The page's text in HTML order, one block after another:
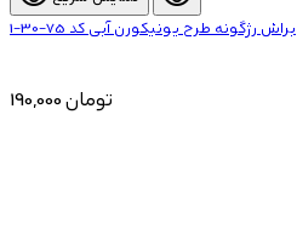
براش رژگونه طرح یونیکورن آبی کد 75-30-1
190,000 تومان